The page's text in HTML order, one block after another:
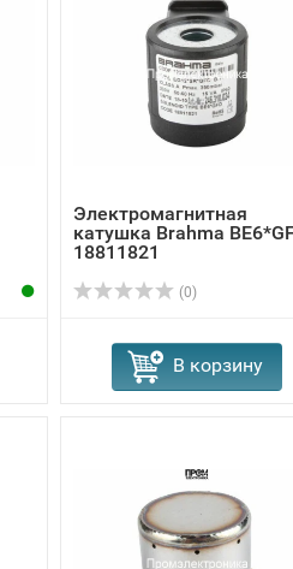
Электромагнитная
катушка Brahma
18811821
(0)
В корзину